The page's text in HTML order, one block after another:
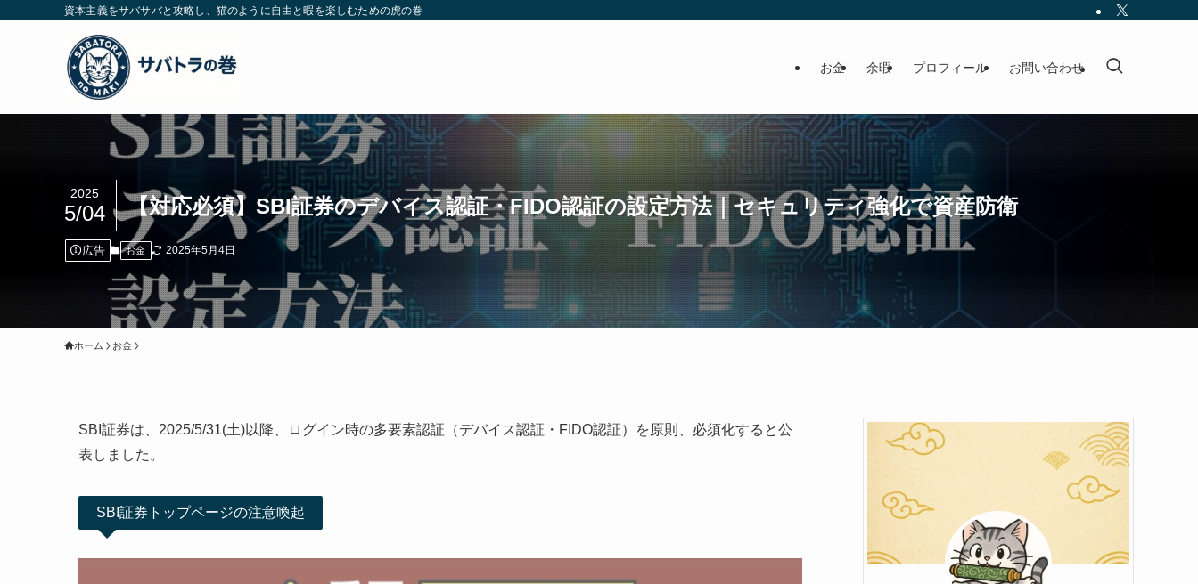
資本主義をサバサバと攻略し、猫のように自由と暇を楽しむための虎の巻
お金 余暇 プロフィール お問い合わせ
【対応必須】SBI証券のデバイス認証・FIDO認証の設定方法｜セキュリティ強化で資産防衛
2025
5/04
広告 お金 2025年5月4日
ホーム お金
SBI証券は、2025/5/31(土)以降、ログイン時の多要素認証（デバイス認証・FIDO認証）を原則、必須化すると公
表しました。
SBI証券トップページの注意喚起